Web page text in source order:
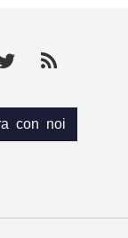
con noi